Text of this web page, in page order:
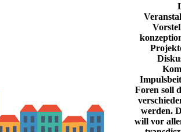
Foren soll
werden.
will vor